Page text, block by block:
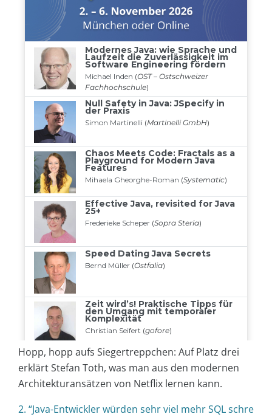
Hopp, hopp aufs Siegertreppchen: Auf Platz drei
erklärt Stefan Toth, was man aus den modernen
Architekturansätzen von Netflix lernen kann.
2. “Java-Entwickler würden sehr viel mehr SQL schre